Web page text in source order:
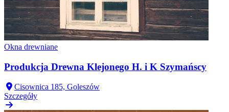
Okna drewniane
Produkcja Drewna Klejonego H. i K Szymańscy
Cisownica 185, Goleszów
Szczegóły